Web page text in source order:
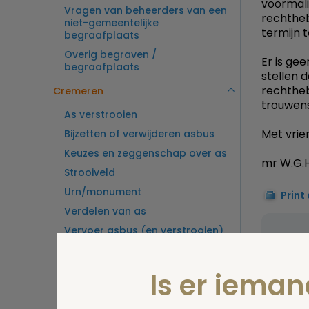
Vragen van beheerders van een
niet-gemeentelijke
begraafplaats
Overig begraven /
begraafplaats
Cremeren
As verstrooien
Bijzetten of verwijderen asbus
Keuzes en zeggenschap over as
Strooiveld
Urn/monument
Verdelen van as
Vervoer asbus (en verstrooien)
termijn
Er is
stellen
Met
mr
Print
Is er